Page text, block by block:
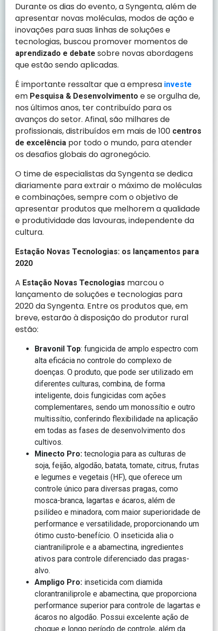
Durante os dias do evento, a Syngenta, além de
apresentar novas moléculas, modos de ação e
inovações para suas linhas de soluções e
tecnologias, buscou promover momentos de
aprendizado e debate sobre novas abordagens
que estão sendo aplicadas.
É importante ressaltar que a empresa investe
em Pesquisa & Desenvolvimento e se orgulha de,
nos últimos anos, ter contribuído para os
avanços do setor. Afinal, são milhares de
profissionais, distribuídos em mais de 100 centros
de excelência por todo o mundo, para atender
os desafios globais do agronegócio.
O time de especialistas da Syngenta se dedica
diariamente para extrair o máximo de moléculas
e combinações, sempre com o objetivo de
apresentar produtos que melhorem a qualidade
e produtividade das lavouras, independente da
cultura.
Estação Novas Tecnologias: os lançamentos para
2020
A Estação Novas Tecnologias marcou o
lançamento de soluções e tecnologias para
2020 da Syngenta. Entre os produtos que, em
breve, estarão à disposição do produtor rural
estão:
Bravonil Top: fungicida de amplo espectro com
alta eficácia no controle do complexo de
doenças. O produto, que pode ser utilizado em
diferentes culturas, combina, de forma
inteligente, dois fungicidas com ações
complementares, sendo um monossítio e outro
multissítio, conferindo flexibilidade na aplicação
em todas as fases de desenvolvimento dos
cultivos.
Minecto Pro:tecnologia para as culturas de
soja, feijão, algodão, batata, tomate, citrus, frutas
e legumes e vegetais (HF), que oferece um
controle único para diversas pragas, como
mosca-branca, lagartas e ácaros, além de
psilídeo e minadora, com maior superioridade de
performance e versatilidade, proporcionando um
ótimo custo-benefício. O inseticida alia o
ciantraniliprole e a abamectina, ingredientes
ativos para controle diferenciado das pragas-
alvo.
Ampligo Pro: inseticida com diamida
clorantraniliprole e abamectina, que proporciona
performance superior para controle de lagartas e
ácaros no algodão. Possui excelente ação de
choque e longo período de controle, além da